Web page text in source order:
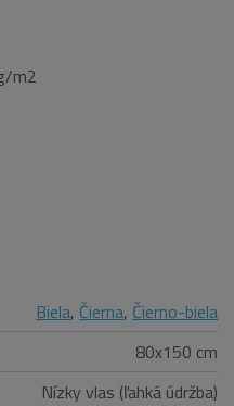
m2
Biela, Čierna, Čierno-biela
80x150 cm
Nízky vlas (ľahká údržba)